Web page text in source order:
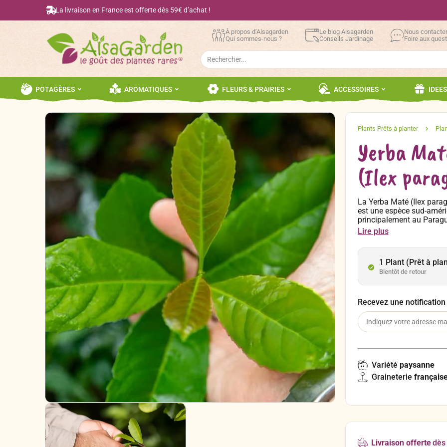
La livraison en France est offerte dès 59€ d’achat !
À propos d’Alsagarden
Qui sommes-nous ?
Le blog Alsagarden
Conseils Jardinage
Nous contacter
Foire aux
Search
for:
POTAGÈRES AROMATIQUES FLEURS & PRAIRIES ACCESSOIRES
Yerba
(Ilex
La Yerba Maté (Ilex
est une espèce sud-
principalement au
l’Argentine, elle est
les Guaranis
missionnaires jésuites
dans toute l’Amérique du
Lire plus
1 Plant (Prêt à
Bientôt de retour
Recevez une
Variété paysanne
Graineterie
Livraison offertedès